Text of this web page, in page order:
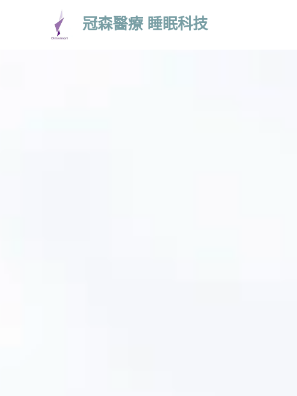
冠森醫療 睡眠科技